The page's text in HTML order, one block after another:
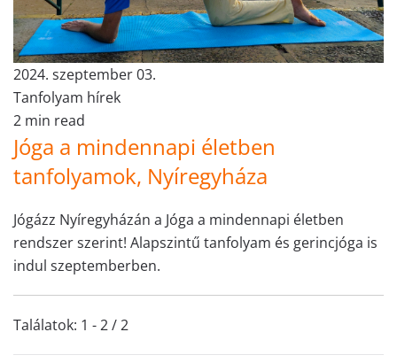
2024. szeptember 03.
Tanfolyam hírek
2 min read
Jóga a mindennapi életben
tanfolyamok, Nyíregyháza
Jógázz Nyíregyházán a Jóga a mindennapi életben
rendszer szerint! Alapszintű tanfolyam és gerincjóga is
indul szeptemberben.
Találatok: 1 - 2 / 2